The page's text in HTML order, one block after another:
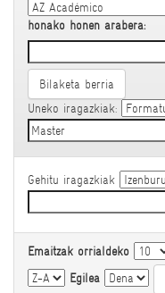
honako honen arabera:
Bilaketa berria
Uneko iragazkiak:
Gehitu iragazkiak
Emaitzak orrialdeko
Egilea